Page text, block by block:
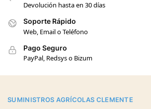
Devolución hasta en 30 días
Soporte Rápido
Web, Email o Teléfono
Pago Seguro
PayPal, Redsys o Bizum
SUMINISTROS AGRÍCOLAS CLEMENTE